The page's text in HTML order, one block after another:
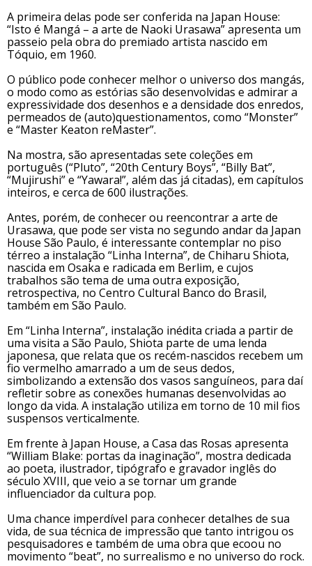
A primeira delas pode ser conferida na Japan House:
“Isto é Mangá – a arte de Naoki Urasawa” apresenta um
passeio pela obra do premiado artista nascido em
Tóquio, em 1960.
O público pode conhecer melhor o universo dos mangás,
o modo como as estórias são desenvolvidas e admirar a
expressividade dos desenhos e a densidade dos enredos,
permeados de (auto)questionamentos, como “Monster”
e “Master Keaton reMaster”.
Na mostra, são apresentadas sete coleções em
português (“Pluto”, “20th Century Boys”, “Billy Bat”,
“Mujirushi” e “Yawara!”, além das já citadas), em capítulos
inteiros, e cerca de 600 ilustrações.
Antes, porém, de conhecer ou reencontrar a arte de
Urasawa, que pode ser vista no segundo andar da Japan
House São Paulo, é interessante contemplar no piso
térreo a instalação “Linha Interna”, de Chiharu Shiota,
nascida em Osaka e radicada em Berlim, e cujos
trabalhos são tema de uma outra exposição,
retrospectiva, no Centro Cultural Banco do Brasil,
também em São Paulo.
Em “Linha Interna”, instalação inédita criada a partir de
uma visita a São Paulo, Shiota parte de uma lenda
japonesa, que relata que os recém-nascidos recebem um
fio vermelho amarrado a um de seus dedos,
simbolizando a extensão dos vasos sanguíneos, para daí
refletir sobre as conexões humanas desenvolvidas ao
longo da vida. A instalação utiliza em torno de 10 mil fios
suspensos verticalmente.
Em frente à Japan House, a Casa das Rosas apresenta
“William Blake: portas da inaginação”, mostra dedicada
ao poeta, ilustrador, tipógrafo e gravador inglês do
século XVIII, que veio a se tornar um grande
influenciador da cultura pop.
Uma chance imperdível para conhecer detalhes de sua
vida, de sua técnica de impressão que tanto intrigou os
pesquisadores e também de uma obra que ecoou no
movimento “beat”, no surrealismo e no universo do rock.